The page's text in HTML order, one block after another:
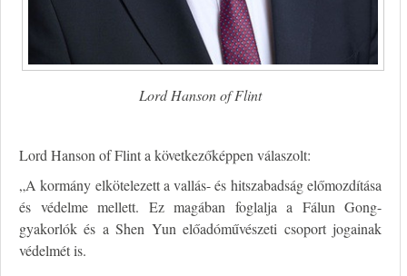
Lord Hanson of Flint
Lord Hanson of Flint a következőképpen válaszolt:
„A kormány elkötelezett a vallás- és hitszabadság előmozdítása
és védelme mellett. Ez magában foglalja a Fálun Gong-
gyakorlók és a Shen Yun előadóművészeti csoport jogainak
védelmét is.